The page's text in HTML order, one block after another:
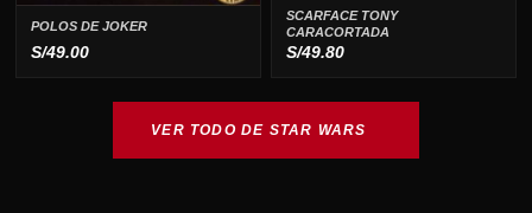
POLOS DE JOKER
S/49.00
SCARFACE TONY
CARACORTADA
S/49.80
VER TODO DE STAR WARS